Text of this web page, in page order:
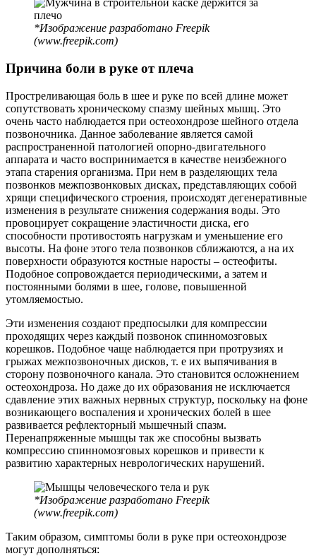
*Изображение разработано Freepik
(www.freepik.com)
Причина боли в руке от плеча
Простреливающая боль в шее и руке по всей длине может
сопутствовать хроническому спазму шейных мышц. Это
очень часто наблюдается при остеохондрозе шейного отдела
позвоночника. Данное заболевание является самой
распространенной патологией опорно-двигательного
аппарата и часто воспринимается в качестве неизбежного
этапа старения организма. При нем в разделяющих тела
позвонков межпозвонковых дисках, представляющих собой
хрящи специфического строения, происходят дегенеративные
изменения в результате снижения содержания воды. Это
провоцирует сокращение эластичности диска, его
способности противостоять нагрузкам и уменьшение его
высоты. На фоне этого тела позвонков сближаются, а на их
поверхности образуются костные наросты – остеофиты.
Подобное сопровождается периодическими, а затем и
постоянными болями в шее, голове, повышенной
утомляемостью.
Эти изменения создают предпосылки для компрессии
проходящих через каждый позвонок спинномозговых
корешков. Подобное чаще наблюдается при протрузиях и
грыжах межпозвоночных дисков, т. е их выпячивания в
сторону позвоночного канала. Это становится осложнением
остеохондроза. Но даже до их образования не исключается
сдавление этих важных нервных структур, поскольку на фоне
возникающего воспаления и хронических болей в шее
развивается рефлекторный мышечный спазм.
Перенапряженные мышцы так же способны вызвать
компрессию спинномозговых корешков и привести к
развитию характерных неврологических нарушений.
*Изображение разработано Freepik
(www.freepik.com)
Таким образом, симптомы боли в руке при остеохондрозе
могут дополняться: